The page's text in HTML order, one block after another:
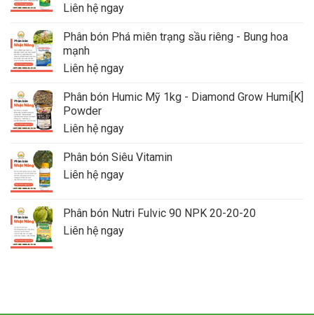
Liên hệ ngay
Phân bón Phá miên trạng sầu riêng - Bung hoa
mạnh
Liên hệ ngay
Phân bón Humic Mỹ 1kg - Diamond Grow Humi[K]
Powder
Liên hệ ngay
Phân bón Siêu Vitamin
Liên hệ ngay
Phân bón Nutri Fulvic 90 NPK 20-20-20
Liên hệ ngay